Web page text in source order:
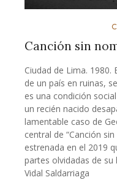
Canción sin
Ciudad de Lima. 1980.
de un país en ruinas,
es una condición
un recién nacido
lamentable caso de
central de “Canción
estrenada en el 2019
partes olvidadas de
Vidal Saldarriaga